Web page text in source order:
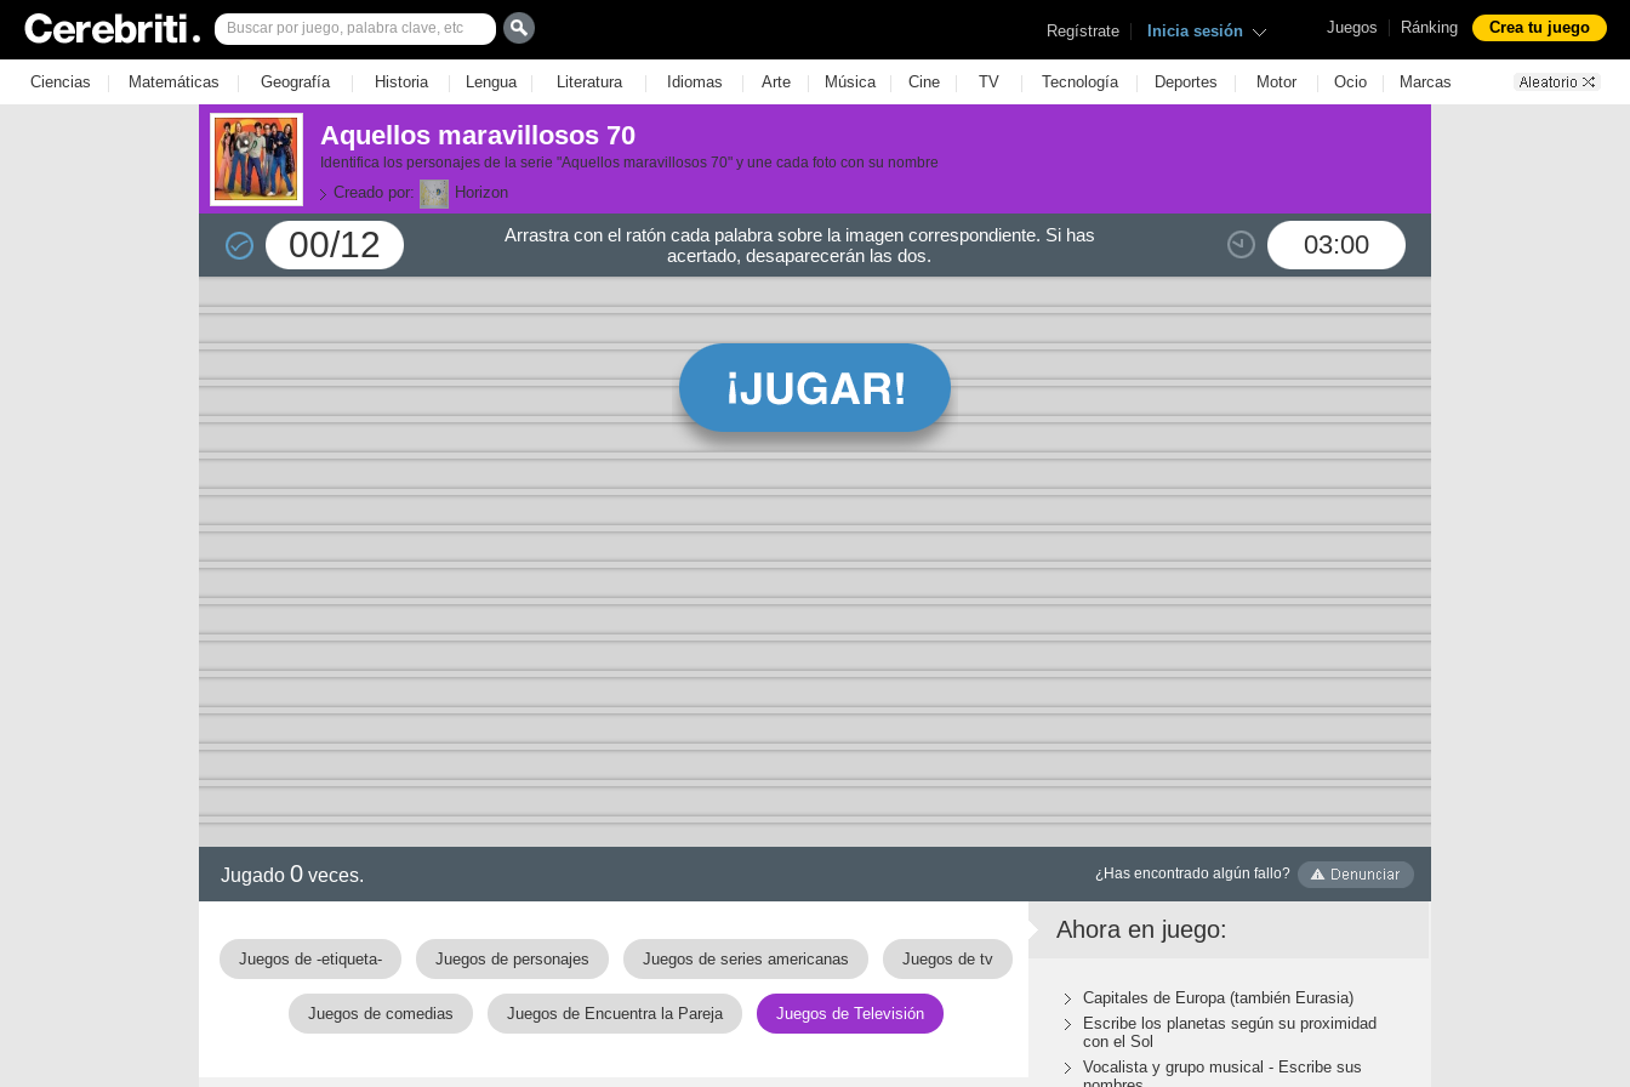
Juegos | Ránking Crea tu juego
Regístrate | Inicia sesión
Ciencias | Matemáticas | Geografía | Historia | Lengua | Literatura | Idiomas | Arte | Música | Cine | TV | Tecnología | Deportes | Motor | Ocio | Marcas
Aquellos maravillosos 70
Identifica los personajes de la serie "Aquellos maravillosos 70" y une cada foto con su nombre
Creado por: Horizon
00/12 03:00
Arrastra con el ratón cada palabra sobre la imagen correspondiente. Si has
acertado, desaparecerán las dos.
Jugado 0 veces. ¿Has encontrado algún fallo?
Juegos de -etiqueta- Juegos de personajes Juegos de series americanas Juegos de tv
Juegos de comedias Juegos de Encuentra la Pareja Juegos de Televisión
Ahora en juego:
Capitales de Europa (también Eurasia)
Escribe los planetas según su proximidad
con el Sol
Vocalista y grupo musical - Escribe sus